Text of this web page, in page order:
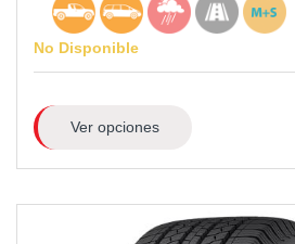
No Disponible
Ver opciones